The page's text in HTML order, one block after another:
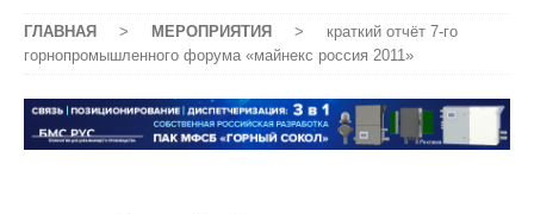
ГЛАВНАЯ > МЕРОПРИЯТИЯ >
краткий отчёт 7-го
горнопромышленного форума «майнекс россия 2011»